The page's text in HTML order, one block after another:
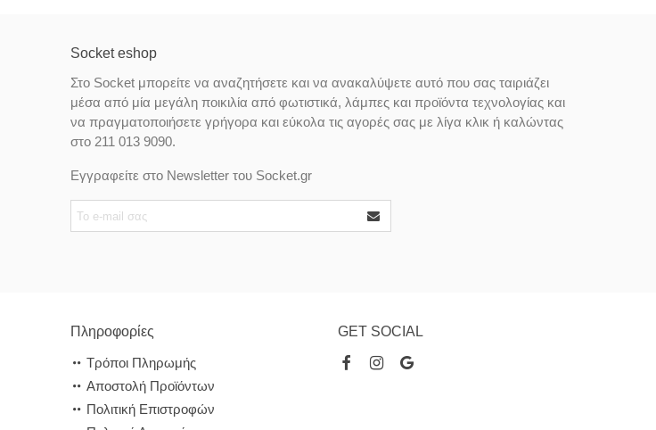
Socket eshop
Στο Socket μπορείτε να αναζητήσετε και να ανακαλύψετε αυτό που σας ταιριάζει
μέσα από μία μεγάλη ποικιλία από φωτιστικά, λάμπες και προϊόντα τεχνολογίας και
να πραγματοποιήσετε γρήγορα και εύκολα τις αγορές σας με λίγα κλικ ή καλώντας
στο 211 013 9090.
Εγγραφείτε στο Newsletter του Socket.gr
Πληροφορίες
Τρόποι Πληρωμής
Αποστολή Προϊόντων
Πολιτική Επιστροφών
GET SOCIAL